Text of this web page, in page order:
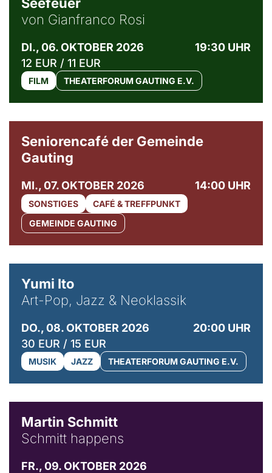
von Gianfranco Rosi
DI., 06. OKTOBER 2026
19:30 UHR
12 EUR / 11 EUR
FILM THEATERFORUM GAUTING E.V.
Seniorencafé der Gemeinde
Gauting
MI., 07. OKTOBER 2026 14:00 UHR
SONSTIGES
CAFÉ & TREFFPUNKT
GEMEINDE GAUTING
Yumi Ito
Art-Pop, Jazz & Neoklassik
DO., 08. OKTOBER 2026
20:00 UHR
30 EUR / 15 EUR
MUSIK JAZZ THEATERFORUM GAUTING E.V.
Martin Schmitt
Schmitt happens
FR., 09. OKTOBER 2026